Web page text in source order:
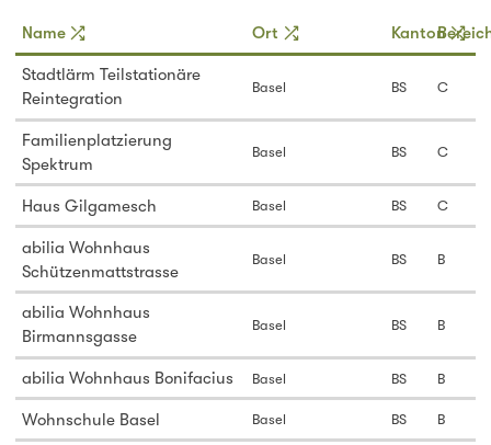
Name Ort Kanton
Stadtlärm Teilstationäre
Reintegration
Basel BS C
Familienplatzierung
Spektrum
Basel BS C
Haus Gilgamesch Basel BS C
abilia Wohnhaus
Schützenmattstrasse
Basel BS B
abilia Wohnhaus
Birmannsgasse
Basel BS B
abilia Wohnhaus Bonifacius Basel BS B
Wohnschule Basel Basel BS B